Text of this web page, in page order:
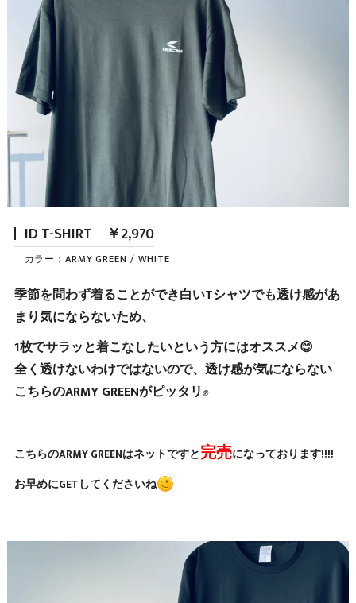
ID T-SHIRT ￥2,970
カラー：ARMY GREEN / WHITE
季節を問わず着ることができ白いTシャツでも透け感があ
まり気にならないため、
1枚でサラッと着こなしたいという方にはオススメ😊
全く透けないわけではないので、透け感が気にならない
こちらのARMY GREENがピッタリ✊
こちらのARMY GREENはネットですと完売になっております!!!!
お早めにGETしてくださいね